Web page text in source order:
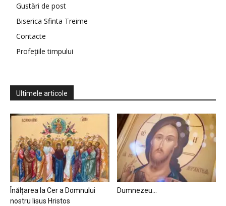
Gustări de post
Biserica Sfinta Treime
Contacte
Profețiile timpului
Ultimele articole
Înălțarea la Cer a Domnului
nostru Iisus Hristos
Dumnezeu…